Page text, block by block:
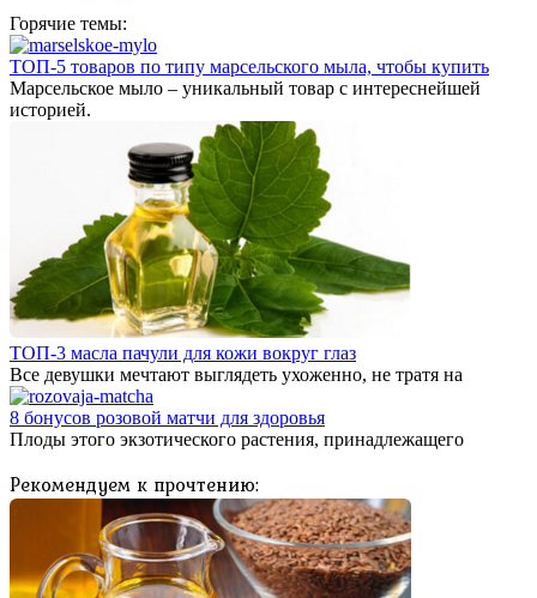
Горячие темы:
ТОП-5 товаров по типу марсельского мыла, чтобы купить
Марсельское мыло – уникальный товар с интереснейшей
историей.
ТОП-3 масла пачули для кожи вокруг глаз
Все девушки мечтают выглядеть ухоженно, не тратя на
8 бонусов розовой матчи для здоровья
Плоды этого экзотического растения, принадлежащего
Рекомендуем к прочтению: